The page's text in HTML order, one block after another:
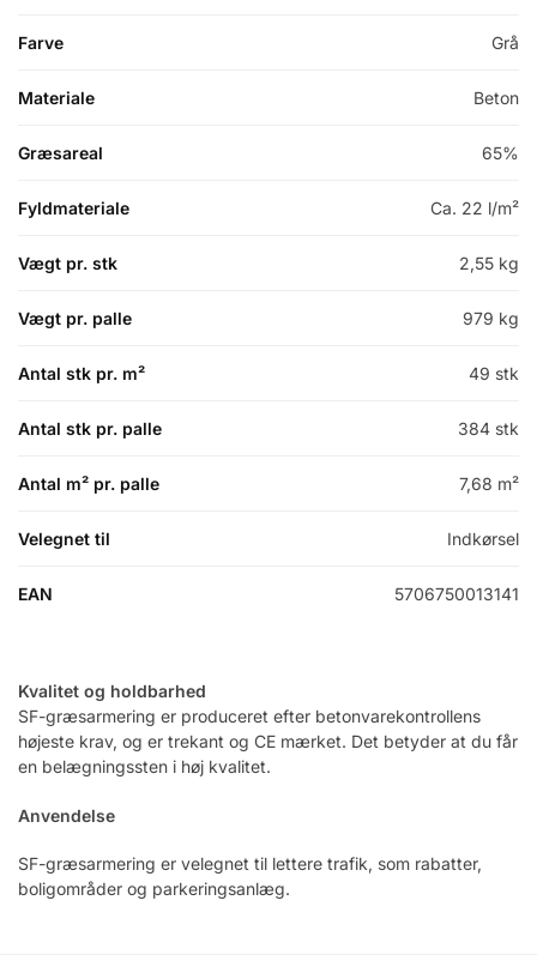
Farve Grå
Materiale Beton
Græsareal 65%
Fyldmateriale Ca. 22 l/m²
Vægt pr. stk 2,55 kg
Vægt pr. palle 979 kg
Antal stk pr. m² 49 stk
Antal stk pr. palle 384 stk
Antal m² pr. palle 7,68 m²
Velegnet til Indkørsel
EAN 5706750013141
Kvalitet og holdbarhed
SF-græsarmering er produceret efter betonvarekontrollens
højeste krav, og er trekant og CE mærket. Det betyder at du får
en belægningssten i høj kvalitet.
Anvendelse
SF-græsarmering er velegnet til lettere trafik, som rabatter,
boligområder og parkeringsanlæg.